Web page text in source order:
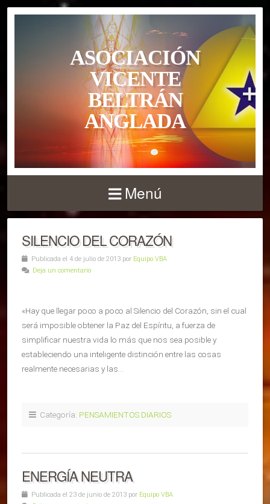
ASOCIACIÓN
VICENTE
BELTRÁN
ANGLADA
Menú
SILENCIO DEL CORAZÓN
Publicada el 4 de julio de 2013 por Equipo VBA
Deja un comentario
«Hay que llegar poco a poco al Silencio del Corazón, sin el cual
será imposible obtener la Paz del Espíritu, a fuerza de
simplificar nuestra vida lo más que nos sea posible y
estableciendo una inteligente distinción entre las cosas
realmente necesarias y las…
Categoría: PENSAMIENTOS DIARIOS
ENERGÍA NEUTRA
Publicada el 23 de junio de 2013 por Equipo VBA